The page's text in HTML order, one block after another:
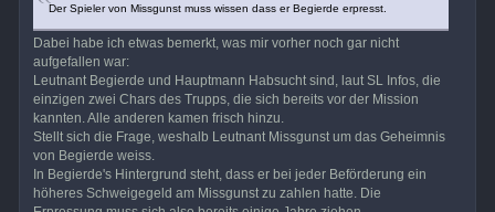
Der Spieler von Missgunst muss wissen dass er Begierde erpresst.
Dabei habe ich etwas bemerkt, was mir vorher noch gar nicht
aufgefallen war:
Leutnant Begierde und Hauptmann Habsucht sind, laut SL Infos, die
einzigen zwei Chars des Trupps, die sich bereits vor der Mission
kannten. Alle anderen kamen frisch hinzu.
Stellt sich die Frage, weshalb Leutnant Missgunst um das Geheimnis
von Begierde weiss.
In Begierde's Hintergrund steht, dass er bei jeder Beförderung ein
höheres Schweigegeld am Missgunst zu zahlen hatte. Die